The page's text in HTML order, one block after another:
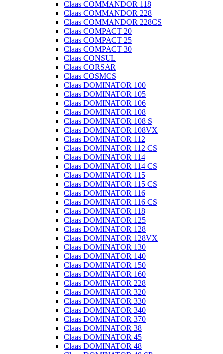
Claas COMMANDOR 118
Claas COMMANDOR 228
Claas COMMANDOR 228CS
Claas COMPACT 20
Claas COMPACT 25
Claas COMPACT 30
Claas CONSUL
Claas CORSAR
Claas COSMOS
Claas DOMINATOR 100
Claas DOMINATOR 105
Claas DOMINATOR 106
Claas DOMINATOR 108
Claas DOMINATOR 108 S
Claas DOMINATOR 108VX
Claas DOMINATOR 112
Claas DOMINATOR 112 CS
Claas DOMINATOR 114
Claas DOMINATOR 114 CS
Claas DOMINATOR 115
Claas DOMINATOR 115 CS
Claas DOMINATOR 116
Claas DOMINATOR 116 CS
Claas DOMINATOR 118
Claas DOMINATOR 125
Claas DOMINATOR 128
Claas DOMINATOR 128VX
Claas DOMINATOR 130
Claas DOMINATOR 140
Claas DOMINATOR 150
Claas DOMINATOR 160
Claas DOMINATOR 228
Claas DOMINATOR 320
Claas DOMINATOR 330
Claas DOMINATOR 340
Claas DOMINATOR 370
Claas DOMINATOR 38
Claas DOMINATOR 45
Claas DOMINATOR 48